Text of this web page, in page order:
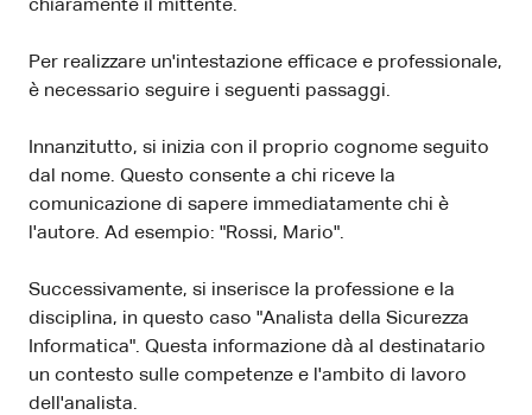
chiaramente il mittente.
Per realizzare un'intestazione efficace e professionale,
è necessario seguire i seguenti passaggi.
Innanzitutto, si inizia con il proprio cognome seguito
dal nome. Questo consente a chi riceve la
comunicazione di sapere immediatamente chi è
l'autore. Ad esempio: "Rossi, Mario".
Successivamente, si inserisce la professione e la
disciplina, in questo caso "Analista della Sicurezza
Informatica". Questa informazione dà al destinatario
un contesto sulle competenze e l'ambito di lavoro
dell'analista.